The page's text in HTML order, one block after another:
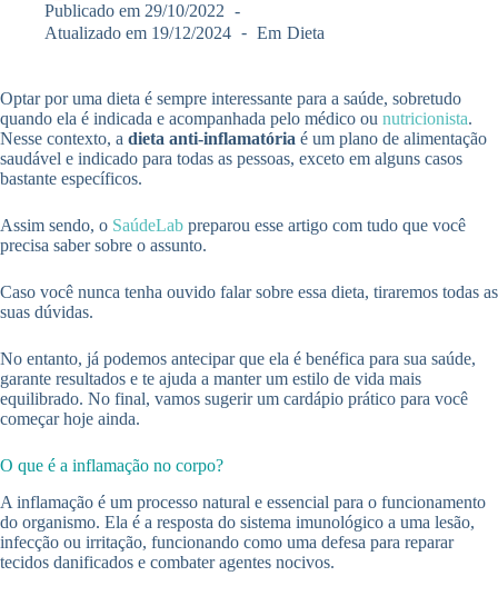
Publicado em 29/10/2022
Atualizado em 19/12/2024 Em Dieta
Optar por uma dieta é sempre interessante para a saúde, sobretudo
quando ela é indicada e acompanhada pelo médico ou nutricionista.
Nesse contexto, a dieta anti-inflamatória é um plano de alimentação
saudável e indicado para todas as pessoas, exceto em alguns casos
bastante específicos.
Assim sendo, o SaúdeLab preparou esse artigo com tudo que você
precisa saber sobre o assunto.
Caso você nunca tenha ouvido falar sobre essa dieta, tiraremos todas as
suas dúvidas.
No entanto, já podemos antecipar que ela é benéfica para sua saúde,
garante resultados e te ajuda a manter um estilo de vida mais
equilibrado. No final, vamos sugerir um cardápio prático para você
começar hoje ainda.
O que é a inflamação no corpo?
A inflamação é um processo natural e essencial para o funcionamento
do organismo. Ela é a resposta do sistema imunológico a uma lesão,
infecção ou irritação, funcionando como uma defesa para reparar
tecidos danificados e combater agentes nocivos.